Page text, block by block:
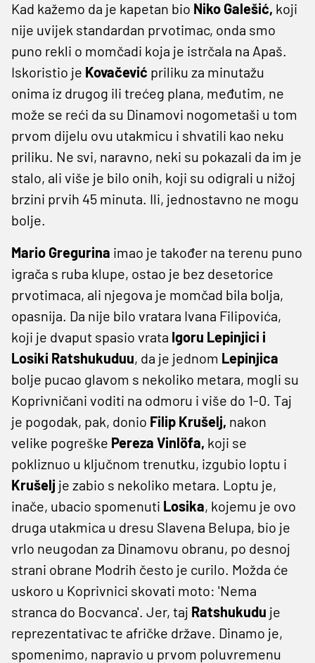
Kad kažemo da je kapetan bio Niko Galešić, koji
nije uvijek standardan prvotimac, onda smo
puno rekli o momčadi koja je istrčala na Apaš.
Iskoristio je Kovačević priliku za minutažu
onima iz drugog ili trećeg plana, međutim, ne
može se reći da su Dinamovi nogometaši u tom
prvom dijelu ovu utakmicu i shvatili kao neku
priliku. Ne svi, naravno, neki su pokazali da im je
stalo, ali više je bilo onih, koji su odigrali u nižoj
brzini prvih 45 minuta. Ili, jednostavno ne mogu
bolje.
Mario Gregurina imao je također na terenu puno
igrača s ruba klupe, ostao je bez desetorice
prvotimaca, ali njegova je momčad bila bolja,
opasnija. Da nije bilo vratara Ivana Filipovića,
koji je dvaput spasio vrata Igoru Lepinjici i
Losiki Ratshukuduu, da je jednom Lepinjica
bolje pucao glavom s nekoliko metara, mogli su
Koprivničani voditi na odmoru i više do 1-0. Taj
je pogodak, pak, donio Filip Krušelj, nakon
velike pogreške Pereza Vinlöfa, koji se
pokliznuo u ključnom trenutku, izgubio loptu i
Krušelj je zabio s nekoliko metara. Loptu je,
inače, ubacio spomenuti Losika, kojemu je ovo
druga utakmica u dresu Slavena Belupa, bio je
vrlo neugodan za Dinamovu obranu, po desnoj
strani obrane Modrih često je curilo. Možda će
uskoro u Koprivnici skovati moto: 'Nema
stranca do Bocvanca'. Jer, taj Ratshukudu je
reprezentativac te afričke države. Dinamo je,
spomenimo, napravio u prvom poluvremenu